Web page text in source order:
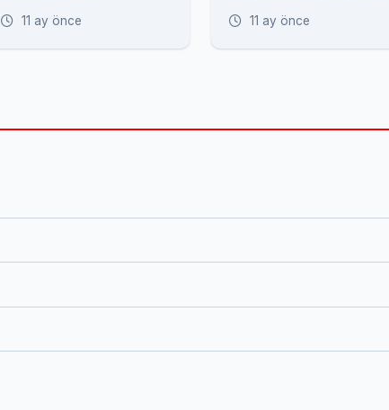
Görür'den Kritik
Çankırı Fay Zonu
Uyarısı!
11 ay önce
Operasyon: 52 Gözaltı
11 ay önce